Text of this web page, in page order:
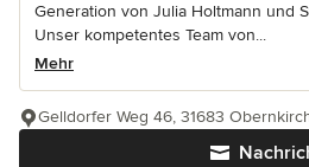
Generation von Julia Holtmann und
Unser kompetentes Team von...
Mehr
Gelldorfer Weg 46, 31683